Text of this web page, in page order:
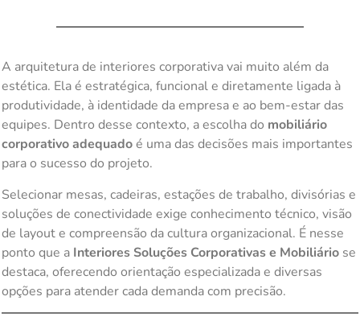
A arquitetura de interiores corporativa vai muito além da
estética. Ela é estratégica, funcional e diretamente ligada à
produtividade, à identidade da empresa e ao bem-estar das
equipes. Dentro desse contexto, a escolha do mobiliário
corporativo adequadoé uma das decisões mais importantes
para o sucesso do projeto.
Selecionar mesas, cadeiras, estações de trabalho, divisórias e
soluções de conectividade exige conhecimento técnico, visão
de layout e compreensão da cultura organizacional. É nesse
ponto que a Interiores Soluções Corporativas e Mobiliário se
destaca, oferecendo orientação especializada e diversas
opções para atender cada demanda com precisão.